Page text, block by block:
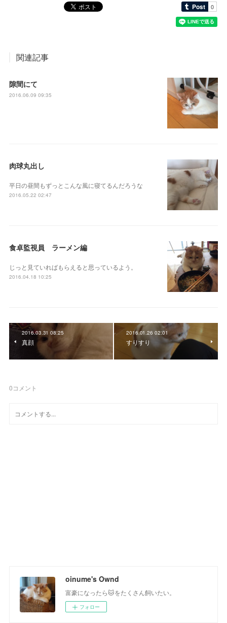
関連記事
隙間にて
2016.06.09 09:35
肉球丸出し
平日の昼間もずっとこんな風に寝てるんだろうな
2016.05.22 02:47
食卓監視員 ラーメン編
じっと見ていればもらえると思っているよう。
2016.04.18 10:25
2016.03.31 08:25
真顔
2016.01.26 02:01
すりすり
0コメント
oinume's Ownd
富豪になったら🐱をたくさん飼いたい。
フォロー